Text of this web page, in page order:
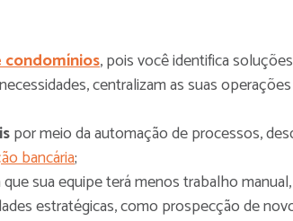
condomínios, pois você identifica soluções
centralizam as suas
por meio da automação de processos,
bancária;
que sua equipe terá menos trabalho manual,
estratégicas, como prospecção de